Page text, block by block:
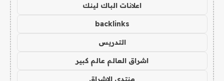
اعلانات الباك لينك
backlinks
التدريس
اشراق العالم عالم كبير
منتدى الاشراق